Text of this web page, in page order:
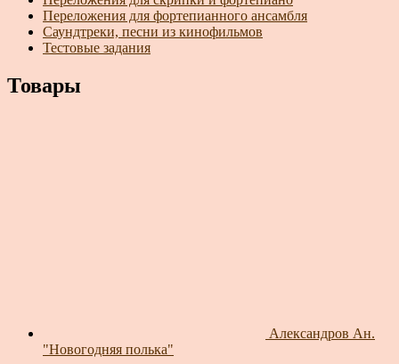
Переложения для фортепианного ансамбля
Саундтреки, песни из кинофильмов
Тестовые задания
Товары
Александров Ан.
"Новогодняя полька"